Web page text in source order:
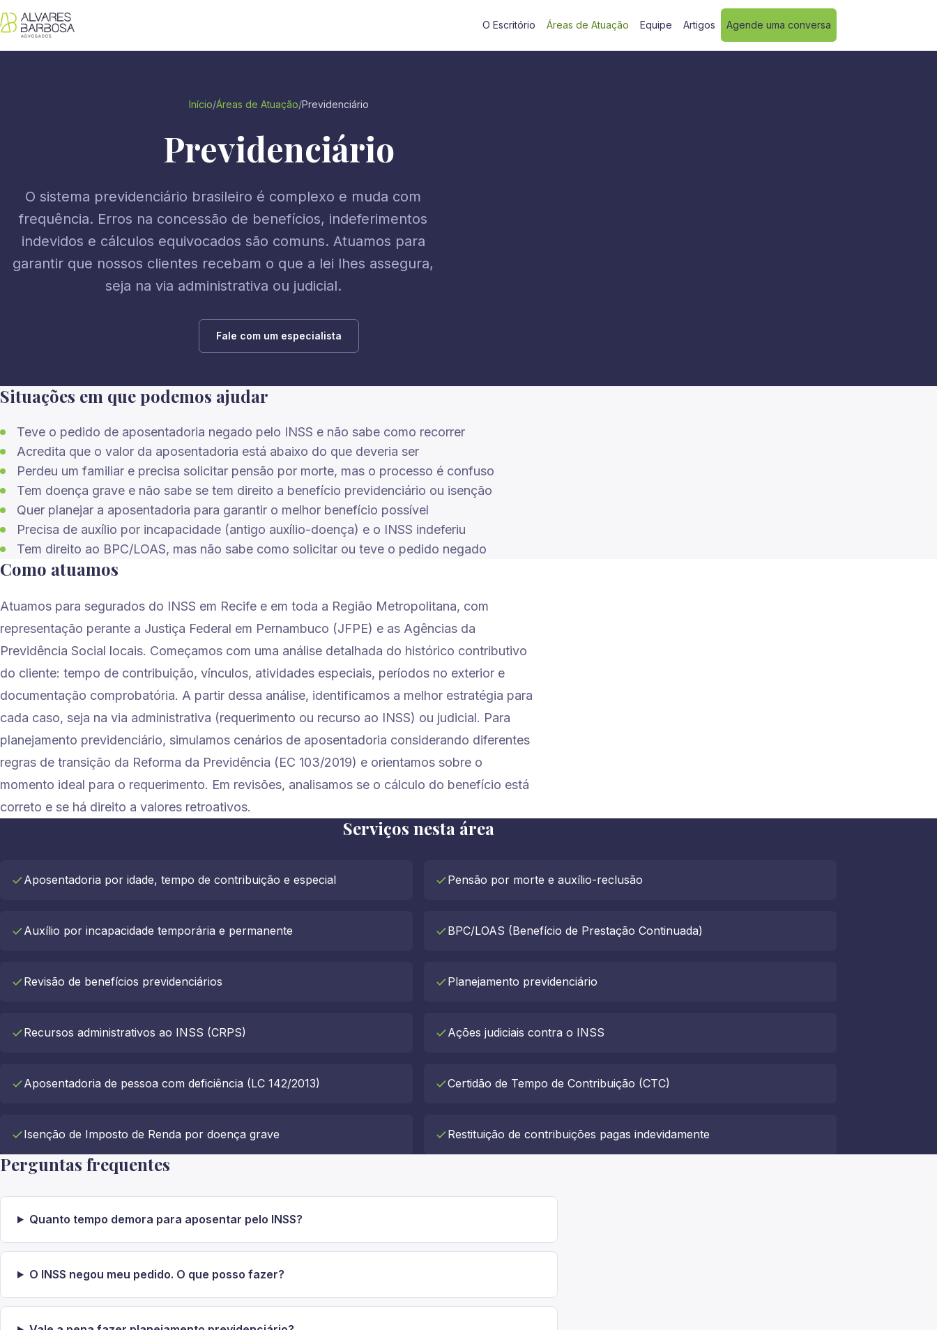
O Escritório Áreas de Atuação Equipe Artigos Agende uma conversa
Início/Áreas de Atuação/Previdenciário
Previdenciário
O sistema previdenciário brasileiro é complexo e muda com
frequência. Erros na concessão de benefícios, indeferimentos
indevidos e cálculos equivocados são comuns. Atuamos para
garantir que nossos clientes recebam o que a lei lhes assegura,
seja na via administrativa ou judicial.
Fale com um especialista
Situações em que podemos ajudar
Teve o pedido de aposentadoria negado pelo INSS e não sabe como recorrer
Acredita que o valor da aposentadoria está abaixo do que deveria ser
Perdeu um familiar e precisa solicitar pensão por morte, mas o processo é confuso
Tem doença grave e não sabe se tem direito a benefício previdenciário ou isenção
Quer planejar a aposentadoria para garantir o melhor benefício possível
Precisa de auxílio por incapacidade (antigo auxílio-doença) e o INSS indeferiu
Tem direito ao BPC/LOAS, mas não sabe como solicitar ou teve o pedido negado
Como atuamos
Atuamos para segurados do INSS em Recife e em toda a Região Metropolitana, com
representação perante a Justiça Federal em Pernambuco (JFPE) e as Agências da
Previdência Social locais. Começamos com uma análise detalhada do histórico contributivo
do cliente: tempo de contribuição, vínculos, atividades especiais, períodos no exterior e
documentação comprobatória. A partir dessa análise, identificamos a melhor estratégia para
cada caso, seja na via administrativa (requerimento ou recurso ao INSS) ou judicial. Para
planejamento previdenciário, simulamos cenários de aposentadoria considerando diferentes
regras de transição da Reforma da Previdência (EC 103/2019) e orientamos sobre o
momento ideal para o requerimento. Em revisões, analisamos se o cálculo do benefício está
correto e se há direito a valores retroativos.
Serviços nesta área
Aposentadoria por idade, tempo de contribuição e especial Pensão por morte e auxílio-reclusão
Auxílio por incapacidade temporária e permanente BPC/LOAS (Benefício de Prestação Continuada)
Revisão de benefícios previdenciários Planejamento previdenciário
Recursos administrativos ao INSS (CRPS) Ações judiciais contra o INSS
Aposentadoria de pessoa com deficiência (LC 142/2013) Certidão de Tempo de Contribuição (CTC)
Isenção de Imposto de Renda por doença grave Restituição de contribuições pagas indevidamente
Perguntas frequentes
Quanto tempo demora para aposentar pelo INSS?
O INSS negou meu pedido. O que posso fazer?